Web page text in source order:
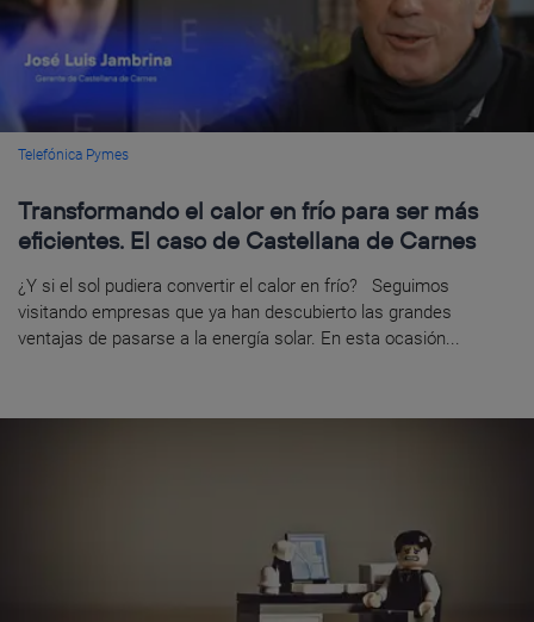
Telefónica Pymes
Transformando el calor en frío para ser más
eficientes. El caso de Castellana de Carnes
¿Y si el sol pudiera convertir el calor en frío? Seguimos
visitando empresas que ya han descubierto las grandes
ventajas de pasarse a la energía solar. En esta ocasión...